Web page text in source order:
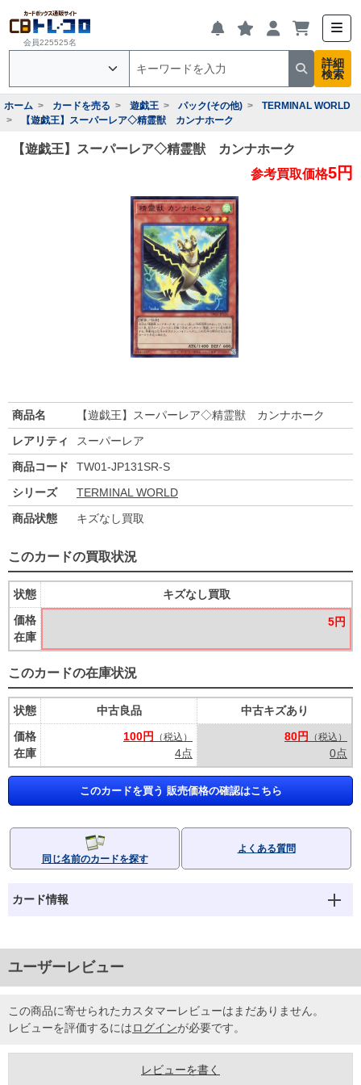
会員225525名
詳細
検索
ホーム カードを売る 遊戯王 パック(その他)
TERMINAL WORLD
【遊戯王】スーパーレア◇精霊獣 カンナホーク
【遊戯王】スーパーレア◇精霊獣 カンナホーク
参考買取価格5円
商品名
【遊戯王】スーパーレア◇精霊獣 カンナホーク
レアリティ
スーパーレア
商品コード
TW01-JP131SR-S
シリーズ
TERMINAL WORLD
商品状態
キズなし買取
このカードの買取状況
状態
価格
在庫
キズなし買取
5円
このカードの在庫状況
状態
価格
在庫
中古良品
100円
（税込）
4点
中古キズあり
80円
（税込）
0点
このカードを買う 販売価格の確認はこちら
同じ名前のカードを探す
よくある質問
カード情報
ユーザーレビュー
この商品に寄せられたカスタマーレビューはまだありません。
レビューを評価するにはログインが必要です。
レビューを書く